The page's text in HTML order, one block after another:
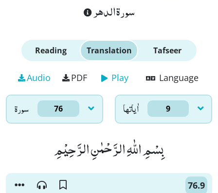
سورة الدهر
Reading Translation Tafseer
Audio PDF Play Language
سورۃ 76 اٰياتها 9
بِسْمِ اللّٰهِ الرَّحْمٰنِ الرَّحِیْمِ
76.9